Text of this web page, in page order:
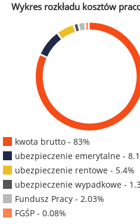
Wykres rozkładu kosztów
kwota brutto - 83%
ubezpieczenie emerytalne -
ubezpieczenie rentowe - 5.4%
ubezpieczenie wypadkowe -
Fundusz Pracy - 2.03%
FGŚP - 0.08%